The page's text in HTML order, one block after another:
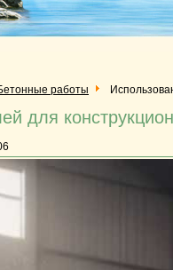
работы
для